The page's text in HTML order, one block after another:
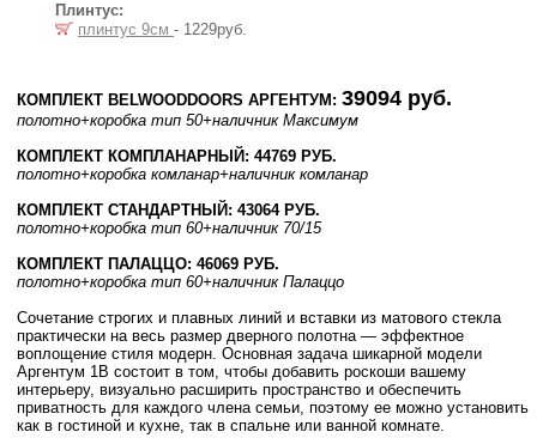
Плинтус:
плинтус 9см - 1229руб.
КОМПЛЕКТ BELWOODDOORS АРГЕНТУМ: 39094 руб.
полотно+коробка тип 50+наличник Максимум
КОМПЛЕКТ КОМПЛАНАРНЫЙ: 44769 РУБ.
полотно+коробка комланар+наличник комланар
КОМПЛЕКТ СТАНДАРТНЫЙ: 43064 РУБ.
полотно+коробка тип 60+наличник 70/15
КОМПЛЕКТ ПАЛАЦЦО: 46069 РУБ.
полотно+коробка тип 60+наличник Палаццо
Сочетание строгих и плавных линий и вставки из матового стекла
практически на весь размер дверного полотна — эффектное
воплощение стиля модерн. Основная задача шикарной модели
Аргентум 1B состоит в том, чтобы добавить роскоши вашему
интерьеру, визуально расширить пространство и обеспечить
приватность для каждого члена семьи, поэтому ее можно установить
как в гостиной и кухне, так в спальне или ванной комнате.